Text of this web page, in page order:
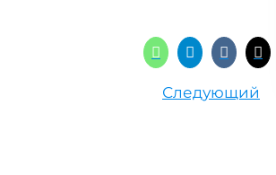
Следующий